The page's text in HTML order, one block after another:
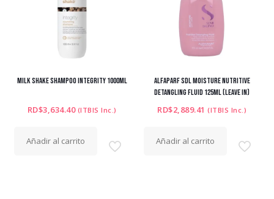
MILK SHAKE SHAMPOO INTEGRITY 1000ML
RD$3,634.40 (ITBIS Inc.)
Añadir al carrito
ALFAPARF SDL MOISTURE NUTRITIVE
DETANGLING FLUID 125ML (LEAVE IN)
RD$2,889.41 (ITBIS Inc.)
Añadir al carrito